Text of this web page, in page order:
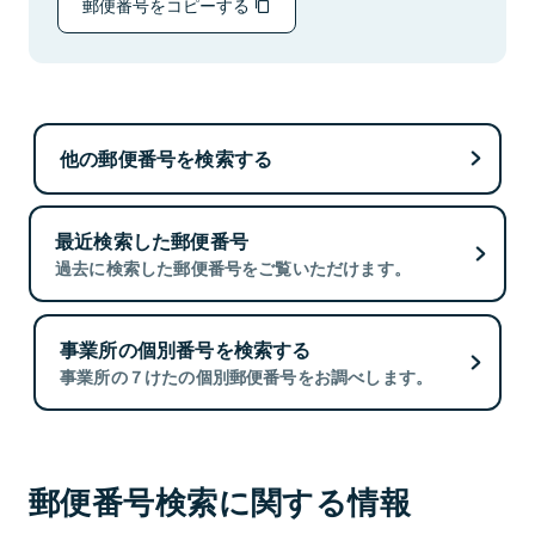
他の郵便番号を検索する
最近検索した郵便番号
過去に検索した郵便番号をご覧いただけます。
事業所の個別番号を検索する
事業所の７けたの個別郵便番号をお調べします。
郵便番号検索に関する情報